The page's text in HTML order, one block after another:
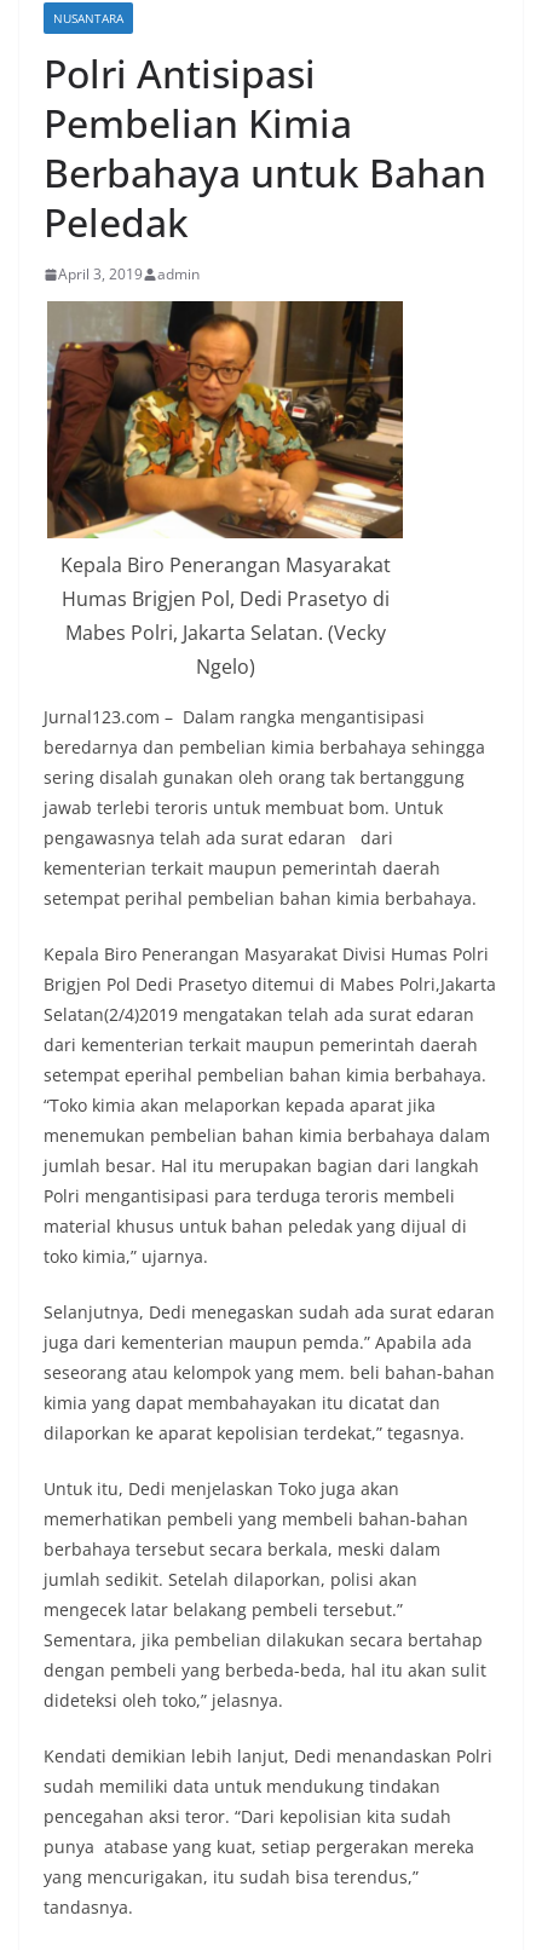
NUSANTARA
Polri Antisipasi
Pembelian Kimia
Berbahaya untuk Bahan
Peledak
April 3, 2019 admin
Kepala Biro Penerangan Masyarakat
Humas Brigjen Pol, Dedi Prasetyo di
Mabes Polri, Jakarta Selatan. (Vecky
Ngelo)
Jurnal123.com – Dalam rangka mengantisipasi
beredarnya dan pembelian kimia berbahaya sehingga
sering disalah gunakan oleh orang tak bertanggung
jawab terlebi teroris untuk membuat bom. Untuk
pengawasnya telah ada surat edaran dari
kementerian terkait maupun pemerintah daerah
setempat perihal pembelian bahan kimia berbahaya.
Kepala Biro Penerangan Masyarakat Divisi Humas Polri
Brigjen Pol Dedi Prasetyo ditemui di Mabes Polri,Jakarta
Selatan(2/4)2019 mengatakan telah ada surat edaran
dari kementerian terkait maupun pemerintah daerah
setempat eperihal pembelian bahan kimia berbahaya.
“Toko kimia akan melaporkan kepada aparat jika
menemukan pembelian bahan kimia berbahaya dalam
jumlah besar. Hal itu merupakan bagian dari langkah
Polri mengantisipasi para terduga teroris membeli
material khusus untuk bahan peledak yang dijual di
toko kimia,” ujarnya.
Selanjutnya, Dedi menegaskan sudah ada surat edaran
juga dari kementerian maupun pemda.” Apabila ada
seseorang atau kelompok yang mem. beli bahan-bahan
kimia yang dapat membahayakan itu dicatat dan
dilaporkan ke aparat kepolisian terdekat,” tegasnya.
Untuk itu, Dedi menjelaskan Toko juga akan
memerhatikan pembeli yang membeli bahan-bahan
berbahaya tersebut secara berkala, meski dalam
jumlah sedikit. Setelah dilaporkan, polisi akan
mengecek latar belakang pembeli tersebut.”
Sementara, jika pembelian dilakukan secara bertahap
dengan pembeli yang berbeda-beda, hal itu akan sulit
dideteksi oleh toko,” jelasnya.
Kendati demikian lebih lanjut, Dedi menandaskan Polri
sudah memiliki data untuk mendukung tindakan
pencegahan aksi teror. “Dari kepolisian kita sudah
punya atabase yang kuat, setiap pergerakan mereka
yang mencurigakan, itu sudah bisa terendus,”
tandasnya.